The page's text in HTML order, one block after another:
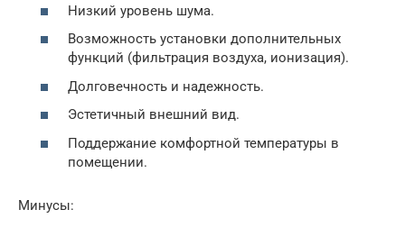
Низкий уровень шума.
Возможность установки дополнительных
функций (фильтрация воздуха, ионизация).
Долговечность и надежность.
Эстетичный внешний вид.
Поддержание комфортной температуры в
помещении.
Минусы: